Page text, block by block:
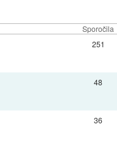
Sporočila
251
48
36